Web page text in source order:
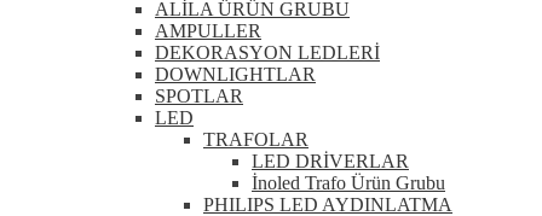
ALİLA ÜRÜN GRUBU
AMPULLER
DEKORASYON LEDLERİ
DOWNLIGHTLAR
SPOTLAR
LED
TRAFOLAR
LED DRİVERLAR
İnoled Trafo Ürün Grubu
PHILIPS LED AYDINLATMA